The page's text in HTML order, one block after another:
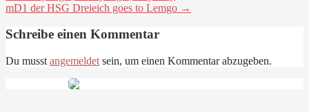
mD1 der HSG Dreieich goes to Lemgo →
Schreibe einen Kommentar
Du musst angemeldet sein, um einen Kommentar abzugeben.